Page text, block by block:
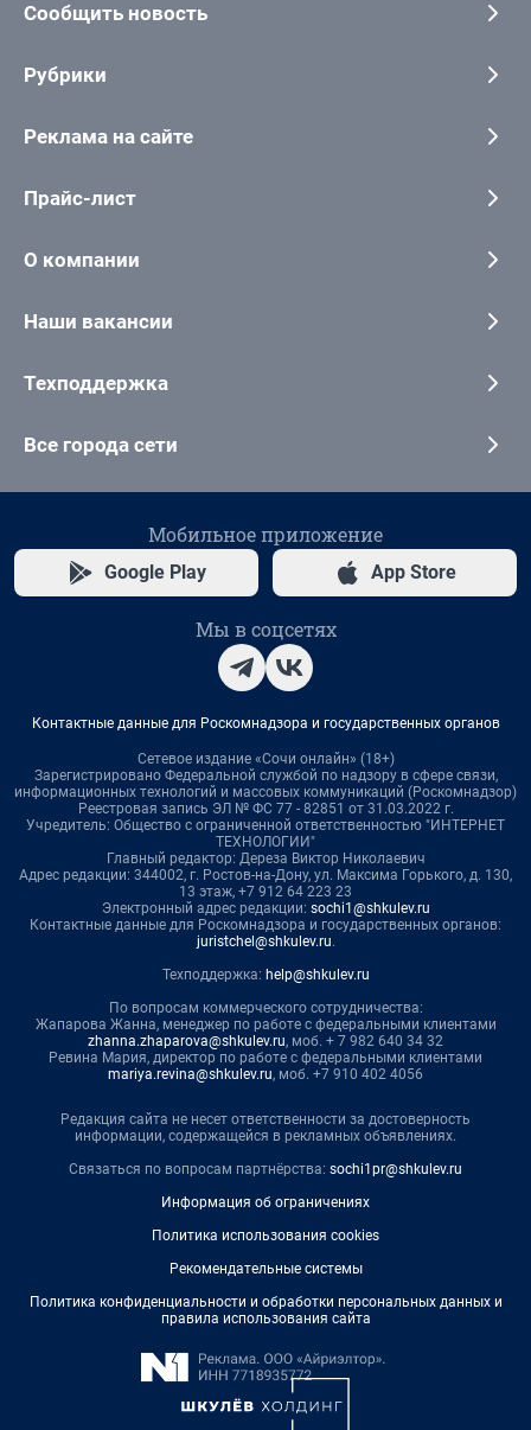
Сообщить новость
Рубрики
Реклама на сайте
Прайс-лист
О компании
Наши вакансии
Техподдержка
Все города сети
Мобильное приложение
Google Play App Store
Мы в соцсетях
Контактные данные для Роскомнадзора и государственных органов
Сетевое издание «Сочи онлайн» (18+)
Зарегистрировано Федеральной службой по надзору в сфере связи,
информационных технологий и массовых коммуникаций (Роскомнадзор)
Реестровая запись ЭЛ № ФС 77 - 82851 от 31.03.2022 г.
Учредитель: Общество с ограниченной ответственностью "ИНТЕРНЕТ
ТЕХНОЛОГИИ"
Главный редактор: Дереза Виктор Николаевич
Адрес редакции: 344002, г. Ростов-на-Дону, ул. Максима Горького, д. 130,
13 этаж, +7 912 64 223 23
Электронный адрес редакции: sochi1@shkulev.ru
Контактные данные для Роскомнадзора и государственных органов:
juristchel@shkulev.ru.
Техподдержка: help@shkulev.ru
По вопросам коммерческого сотрудничества:
Жапарова Жанна, менеджер по работе с федеральными клиентами
zhanna.zhaparova@shkulev.ru, моб. + 7 982 640 34 32
Ревина Мария, директор по работе с федеральными клиентами
mariya.revina@shkulev.ru, моб. +7 910 402 4056
Редакция сайта не несет ответственности за достоверность
информации, содержащейся в рекламных объявлениях.
Связаться по вопросам партнёрства: sochi1pr@shkulev.ru
Информация об ограничениях
Политика использования cookies
Рекомендательные системы
Политика конфиденциальности и обработки персональных данных и
правила использования сайта